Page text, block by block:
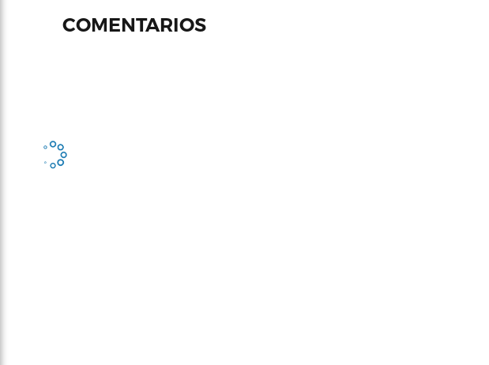
COMENTARIOS